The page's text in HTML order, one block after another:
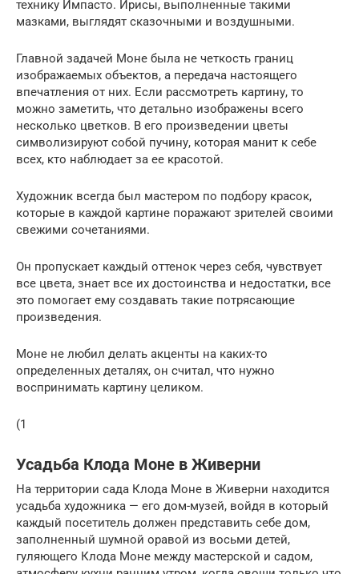
технику Импасто. Ирисы, выполненные такими
мазками, выглядят сказочными и воздушными.
Главной задачей Моне была не четкость границ
изображаемых объектов, а передача настоящего
впечатления от них. Если рассмотреть картину, то
можно заметить, что детально изображены всего
несколько цветков. В его произведении цветы
символизируют собой пучину, которая манит к себе
всех, кто наблюдает за ее красотой.
Художник всегда был мастером по подбору красок,
которые в каждой картине поражают зрителей своими
свежими сочетаниями.
Он пропускает каждый оттенок через себя, чувствует
все цвета, знает все их достоинства и недостатки, все
это помогает ему создавать такие потрясающие
произведения.
Моне не любил делать акценты на каких-то
определенных деталях, он считал, что нужно
воспринимать картину целиком.
(1
Усадьба Клода Моне в Живерни
На территории сада Клода Моне в Живерни находится
усадьба художника — его дом-музей, войдя в который
каждый посетитель должен представить себе дом,
заполненный шумной оравой из восьми детей,
гуляющего Клода Моне между мастерской и садом,